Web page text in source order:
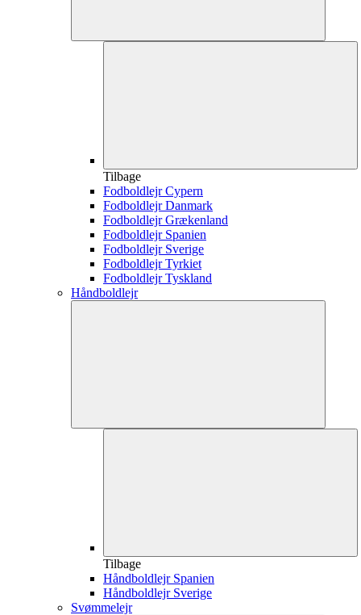
Tilbage
Fodboldlejr Cypern
Fodboldlejr Danmark
Fodboldlejr Grækenland
Fodboldlejr Spanien
Fodboldlejr Sverige
Fodboldlejr Tyrkiet
Fodboldlejr Tyskland
Håndboldlejr
Tilbage
Håndboldlejr Spanien
Håndboldlejr Sverige
Svømmelejr